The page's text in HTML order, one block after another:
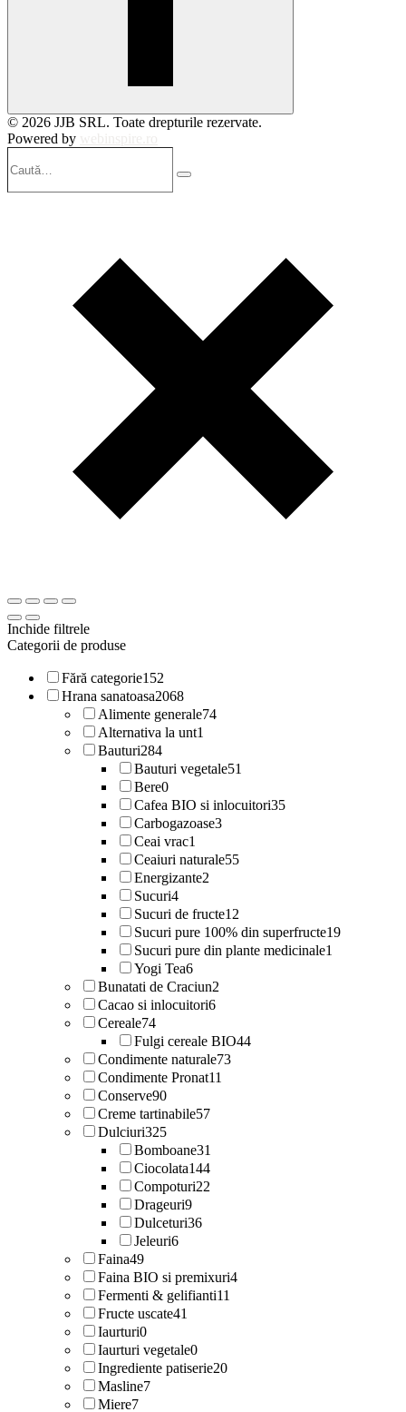
© 2026 JJB SRL. Toate drepturile rezervate.
Powered by
Search
Inchide filtrele
Categorii de produse
Fără categorie152
Hrana sanatoasa2068
Alimente generale74
Alternativa la unt1
Bauturi284
Bauturi vegetale51
Bere0
Cafea BIO si inlocuitori35
Carbogazoase3
Ceai vrac1
Ceaiuri naturale55
Energizante2
Sucuri4
Sucuri de fructe12
Sucuri pure 100% din superfructe19
Sucuri pure din plante medicinale1
Yogi Tea6
Bunatati de Craciun2
Cacao si inlocuitori6
Cereale74
Fulgi cereale BIO44
Condimente naturale73
Condimente Pronat11
Conserve90
Creme tartinabile57
Dulciuri325
Bomboane31
Ciocolata144
Compoturi22
Drageuri9
Dulceturi36
Jeleuri6
Faina49
Faina BIO si premixuri4
Fermenti & gelifianti11
Fructe uscate41
Iaurturi0
Iaurturi vegetale0
Ingrediente patiserie20
Masline7
Miere7